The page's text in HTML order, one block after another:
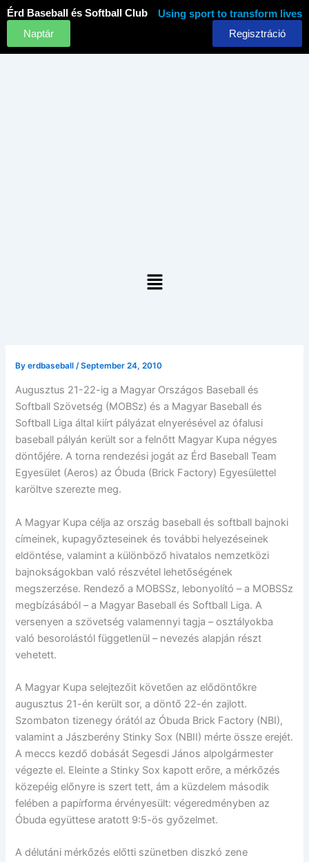
Skip
to
content
Érd Baseball és Softball Club
Using sport to transform lives
Naptár
Regisztráció
Menu
Byerdbaseball /September 24, 2010
Augusztus 21-22-ig a Magyar Országos Baseball és
Softball Szövetség (MOBSz) és a Magyar Baseball és
Softball Liga által kiírt pályázat elnyerésével az ófalusi
baseball pályán került sor a felnőtt Magyar Kupa négyes
döntőjére. A torna rendezési jogát az Érd Baseball Team
Egyesület (Aeros) az Óbuda (Brick Factory) Egyesülettel
karöltve szerezte meg.
A Magyar Kupa célja az ország baseball és softball bajnoki
címeinek, kupagyőzteseinek és további helyezéseinek
eldöntése, valamint a különböző hivatalos nemzetközi
bajnokságokban való részvétel lehetőségének
megszerzése. Rendező a MOBSSz, lebonyolító – a MOBSSz
megbízásából – a Magyar Baseball és Softball Liga. A
versenyen a szövetség valamennyi tagja – osztályokba
való besorolástól függetlenül – nevezés alapján részt
vehetett.
A Magyar Kupa selejtezőit követően az elődöntőkre
augusztus 21-én került sor, a döntő 22-én zajlott.
Szombaton tizenegy órától az Óbuda Brick Factory (NBI),
valamint a Jászberény Stinky Sox (NBII) mérte össze erejét.
A meccs kezdő dobását Segesdi János alpolgármester
végezte el. Eleinte a Stinky Sox kapott erőre, a mérkőzés
közepéig előnyre is szert tett, ám a küzdelem második
felében a papírforma érvényesült: végeredményben az
Óbuda együttese aratott 9:5-ös győzelmet.
A délutáni mérkőzés előtti szünetben diszkó zene